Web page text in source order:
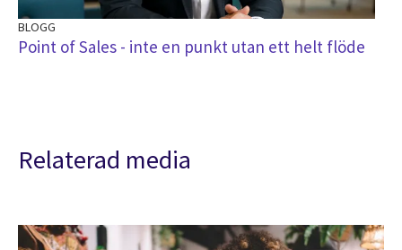
BLOGG
Point of Sales - inte en punkt utan ett helt flöde
Relaterad media